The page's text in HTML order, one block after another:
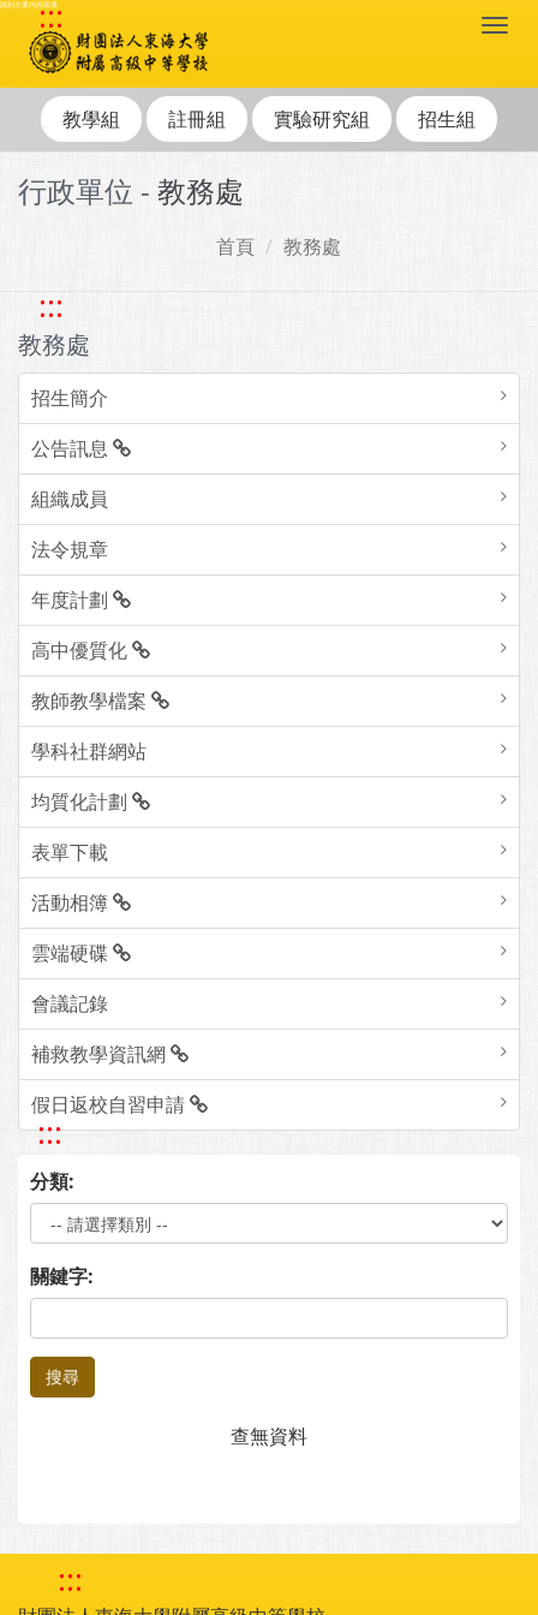
跳到主要內容區塊
:::
教學組 註冊組 實驗研究組 招生組
行政單位 - 教務處
首頁 教務處
:::
教務處
招生簡介
公告訊息
組織成員
法令規章
年度計劃
高中優質化
教師教學檔案
學科社群網站
均質化計劃
表單下載
活動相簿
雲端硬碟
會議記錄
補救教學資訊網
假日返校自習申請
:::
分類:
關鍵字:
搜尋
查無資料
:::